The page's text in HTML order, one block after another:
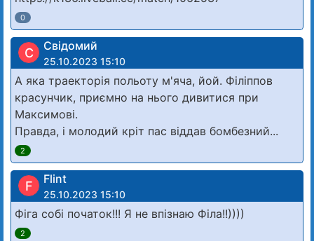
0
С Свідомий
25.10.2023 15:10
А яка траекторія польоту м'яча, йой. Філіппов
красунчик, приємно на нього дивитися при
Максимові.
Правда, і молодий кріт пас віддав бомбезний...
2
F Flint
25.10.2023 15:10
Фіга собі початок!!! Я не впізнаю Філа!!))))
2